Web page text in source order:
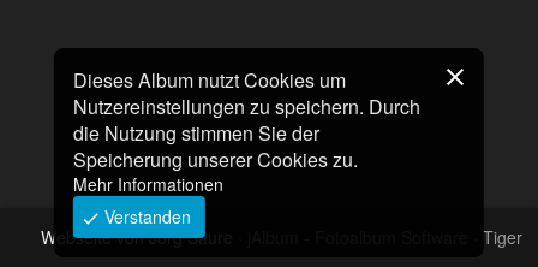
Webseite von Jörg Saure Tiger
Dieses Album nutzt Cookies um
Nutzereinstellungen zu speichern. Durch
die Nutzung stimmen Sie der
Speicherung unserer Cookies zu.
Mehr Informationen
Verstanden